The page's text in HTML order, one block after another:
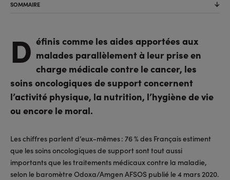
SOMMAIRE
D éfinis comme les aides apportées aux
malades parallèlement à leur prise en
charge médicale contre le cancer, les
soins oncologiques de support concernent
l’activité physique, la nutrition, l’hygiène de vie
ou encore le moral.
Les chiffres parlent d’eux-mêmes : 76 % des Français estiment
que les soins oncologiques de support sont tout aussi
importants que les traitements médicaux contre la maladie,
selon le baromètre Odoxa/Amgen AFSOS publié le 4 mars 2020.